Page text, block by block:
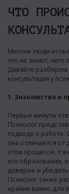
ЧТО
Многие люди
что не знают, чего
Давайте разберем
консультация у
1. Знакомство и
Первые минуты
Психолог
подходе к работе.
она отличается от
этом процессе. У
его образовании,
доверие и
Психолог также
крайне важно для